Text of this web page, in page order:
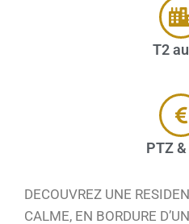
T2
PTZ &
DECOUVREZ UNE
CALME, EN BORDURE